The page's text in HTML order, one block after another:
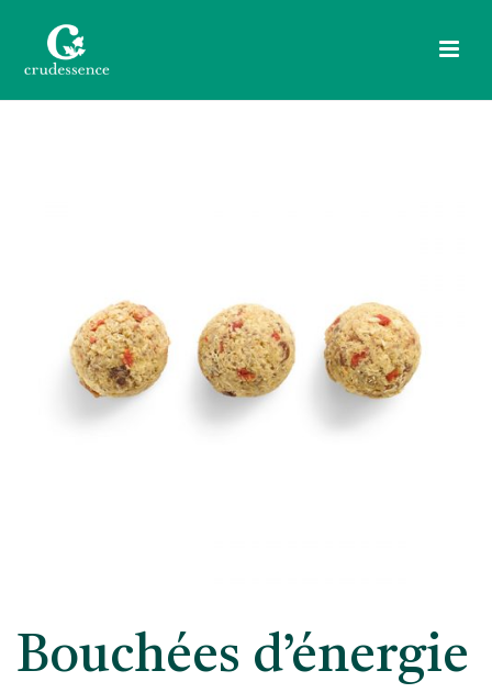
Bouchées d’énergie